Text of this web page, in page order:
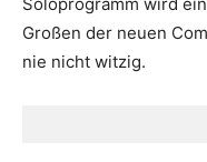
Großen der neuen
nie nicht witzig.